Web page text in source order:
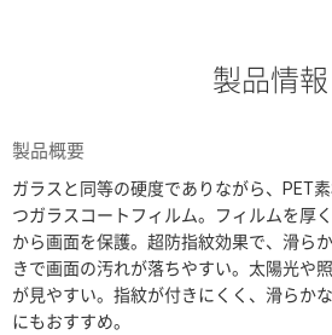
製品情報
製品概要
ガラスと同等の硬度でありながら、PET
つガラスコートフィルム。フィルムを厚
から画面を保護。超防指紋効果で、滑ら
きで画面の汚れが落ちやすい。太陽光や
が見やすい。指紋が付きにくく、滑らか
にもおすすめ。